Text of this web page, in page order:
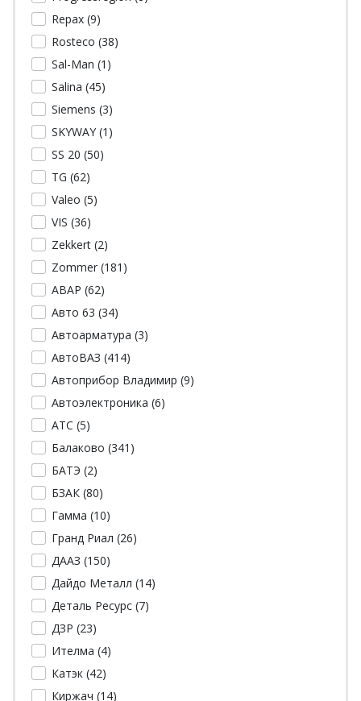
Repax (9)
Rosteco (38)
Sal-Man (1 )
Salina (45)
Siemens (3)
SKYWAY (1 )
SS 20 (50)
TG (62)
Valeo (5)
VIS (36)
Zekkert (2)
Zommer (181 )
АВАР (62)
Авто 63 (34)
Автоарматура (3)
АвтоВАЗ (414)
Автоприбор Владимир (9)
Автоэлектроника (6)
АТС (5)
Балаково (341 )
БАТЭ (2)
БЗАК (80)
Гамма (10)
Гранд Риал (26)
ДААЗ (150)
Дайдо Металл (14)
Деталь Ресурс (7)
ДЗР (23)
Ителма (4)
Катэк (42)
Киржач (14)